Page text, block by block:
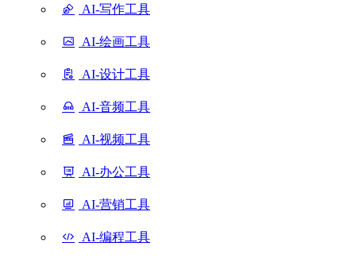
AI-写作工具
AI-绘画工具
AI-设计工具
AI-音频工具
AI-视频工具
AI-办公工具
AI-营销工具
AI-编程工具